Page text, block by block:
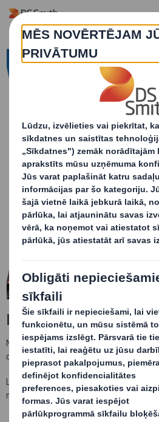
Lapa nav atrasta (404)
Mēs nevarējām atrast lapu, kuru jūs
dzēsta vai pārdēvēta.
Lūdzu, atgriezieties vietnē
mūsu iepakojuma piedāvājumu.